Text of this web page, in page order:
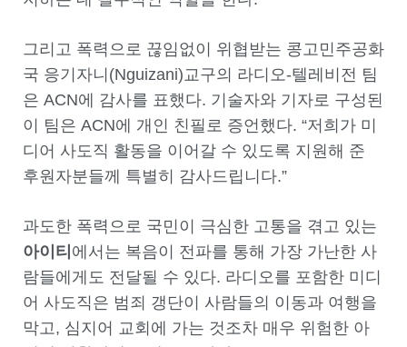
그리고 폭력으로 끊임없이 위협받는 콩고민주공화
국 응기자니(Nguizani)교구의 라디오-텔레비전 팀
은 ACN에 감사를 표했다. 기술자와 기자로 구성된
이 팀은 ACN에 개인 친필로 증언했다. “저희가 미
디어 사도직 활동을 이어갈 수 있도록 지원해 준
후원자분들께 특별히 감사드립니다.”
과도한 폭력으로 국민이 극심한 고통을 겪고 있는
아이티 에서는 복음이 전파를 통해 가장 가난한 사
람들에게도 전달될 수 있다. 라디오를 포함한 미디
어 사도직은 범죄 갱단이 사람들의 이동과 여행을
막고, 심지어 교회에 가는 것조차 매우 위험한 아